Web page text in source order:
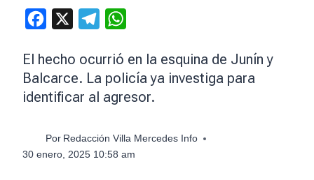
Facebook Telegram
El hecho ocurrió en la esquina de Junín y
Balcarce. La policía ya investiga para
identificar al agresor.
Por Redacción Villa Mercedes Info
30 enero, 2025 10:58 am